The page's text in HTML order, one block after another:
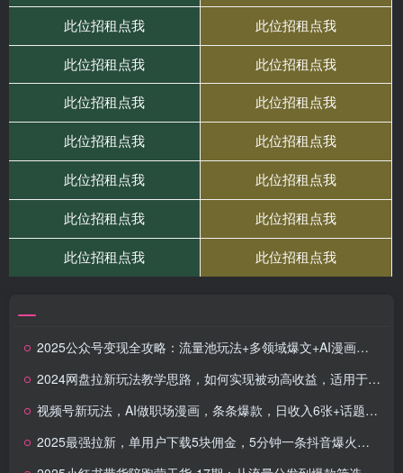
2025公众号变现全攻略：流量池玩法+多领域爆文+AI漫画，新手快速盈利
2024网盘拉新玩法教学思路，如何实现被动高收益，适用于个人 工作室 小白
视频号新玩法，AI做职场漫画，条条爆款，日收入6张+话题热度高，附详细拆解教程
2025最强拉新，单用户下载5块佣金，5分钟一条抖音爆火原创对口型视频，…